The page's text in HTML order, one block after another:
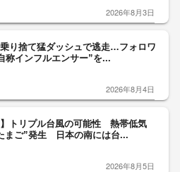
2026年8月3日
り捨て猛ダッシュで逃走…フォロワ
称インフルエンサー”を...
2026年8月4日
】トリプル台風の可能性 熱帯低気
まご”発生 日本の南には台...
2026年8月5日